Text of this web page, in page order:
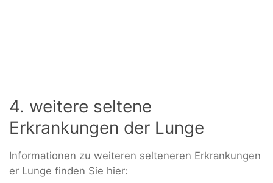
4. weitere seltene
Erkrankungen der Lunge
Informationen zu weiteren selteneren Erkrankungen
er Lunge finden Sie hier: